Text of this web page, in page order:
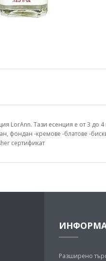
LorAnn. Тази есенция е от 3 до
фондан -кремове -блатове -
сертификат
Разширено